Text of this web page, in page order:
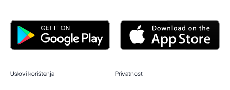
Uslovi korištenja Privatnost